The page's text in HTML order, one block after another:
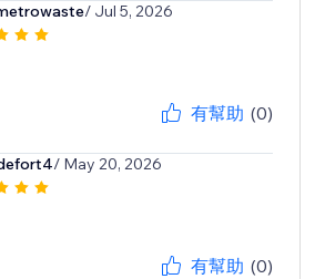
/ Jul 5, 2026
有幫助 (0)
/ May 20, 2026
有幫助 (0)